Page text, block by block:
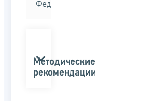
Федерации»
Методические
рекомендации